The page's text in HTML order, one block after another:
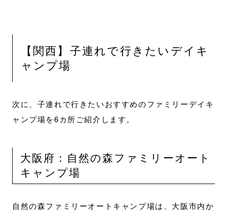
【関西】子連れで行きたいデイキ
ャンプ場
次に、子連れで行きたいおすすめのファミリーデイキ
ャンプ場を6カ所ご紹介します。
大阪府：自然の森ファミリーオート
キャンプ場
自然の森ファミリーオートキャンプ場は、大阪市内か